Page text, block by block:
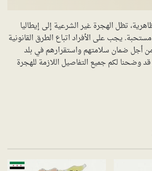
تظل الهجرة غير الشرعية إلى إيطاليا
يجب على الأفراد اتباع الطرق القانونية
أجل ضمان سلامتهم واستقرارهم في بلد
وضحنا لكم جميع التفاصيل اللازمة للهجرة